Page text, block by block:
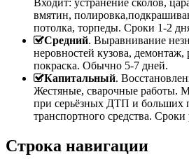
Входит: устранение сколов,
вмятин,
потолка, торпеды. Сроки 1-2
Средний. Выравнивание
неровностей кузова, демонтаж,
покраска. Обычно 5-7 дней.
Капитальный.
Жестяные, сварочные работы.
при серьёзных ДТП и больших
транспортного средства.
Строка навигации